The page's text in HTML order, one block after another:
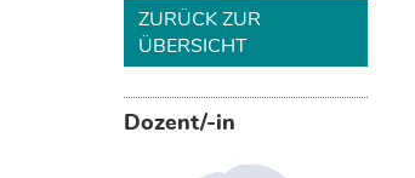
ZURÜCK ZUR
ÜBERSICHT
Dozent/-in